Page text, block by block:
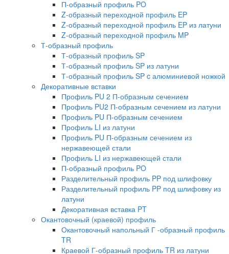
П-образный профиль PO
Z-образный переходной профиль EP
Z-образный переходной профиль EP из латуни
Z-образный переходной профиль MP
Т-образный профиль
Т-образный профиль SP
Т-образный профиль SP из латуни
Т-образный профиль SP c алюминиевой ножкой
Декоративные вставки
Профиль PU 2 П-образным сечением
Профиль PU2 П-образным сечением из латуни
Профиль PU П-образным сечением
Профиль LI из латуни
Профиль PU П-образным сечением из
нержавеющей стали
Профиль LI из нержавеющей стали
П-образный профиль PO
Разделительный профиль PP под шлифовку
Разделительный профиль PP под шлифовку из
латуни
Декоративная вставка PT
Окантовочный (краевой) профиль
Окантовочный напольный Г -образный профиль
TR
Краевой Г-образный профиль TR из латуни